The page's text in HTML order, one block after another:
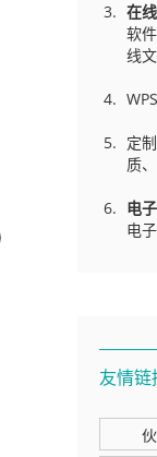
在
软
线
定
质
电
电
友情链